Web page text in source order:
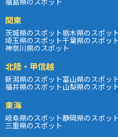
関東
茨城県のスポット栃木県のスポット
埼玉県のスポット千葉県のスポット
神奈川県のスポット
北陸・甲信越
新潟県のスポット富山県のスポット
福井県のスポット山梨県のスポット
東海
岐阜県のスポット静岡県のスポット
三重県のスポット